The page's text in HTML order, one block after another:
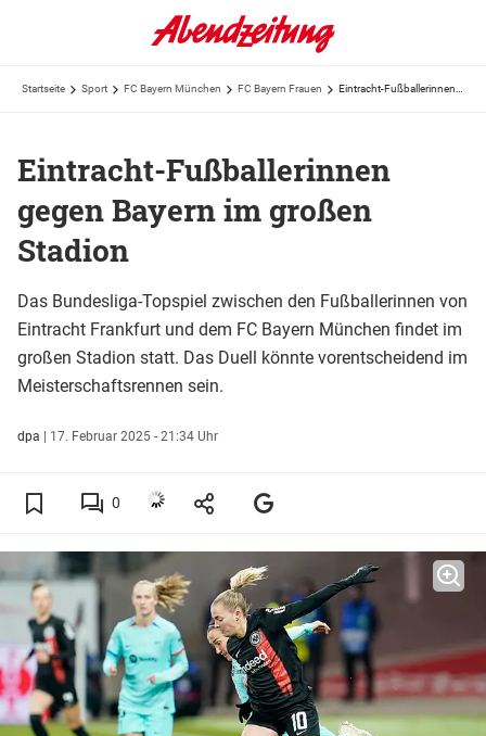
Startseite Sport FC Bayern München FC Bayern Frauen
Eintracht-Fußballerinnen
gegen Bayern im großen
Stadion
Das Bundesliga-Topspiel zwischen den Fußballerinnen von
Eintracht Frankfurt und dem FC Bayern München findet im
großen Stadion statt. Das Duell könnte vorentscheidend im
Meisterschaftsrennen sein.
dpa | 17. Februar 2025 - 21:34 Uhr
0